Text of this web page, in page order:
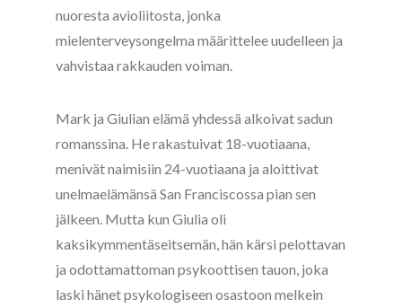
nuoresta avioliitosta, jonka
mielenterveysongelma määrittelee uudelleen ja
vahvistaa rakkauden voiman.
Mark ja Giulian elämä yhdessä alkoivat sadun
romanssina. He rakastuivat 18-vuotiaana,
menivät naimisiin 24-vuotiaana ja aloittivat
unelmaelämänsä San Franciscossa pian sen
jälkeen. Mutta kun Giulia oli
kaksikymmentäseitsemän, hän kärsi pelottavan
ja odottamattoman psykoottisen tauon, joka
laski hänet psykologiseen osastoon melkein